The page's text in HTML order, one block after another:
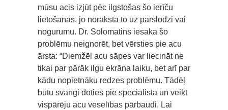
mūsu acis izjūt pēc ilgstošas šo ierīču
lietošanas, jo noraksta to uz pārslodzi vai
nogurumu. Dr. Solomatins iesaka šo
problēmu neignorēt, bet vērsties pie acu
ārsta: “Diemžēl acu sāpes var liecināt ne
tikai par pārāk ilgu ekrāna laiku, bet arī par
kādu nopietnāku redzes problēmu. Tādēļ
būtu svarīgi doties pie speciālista un veikt
vispārēju acu veselības pārbaudi. Lai